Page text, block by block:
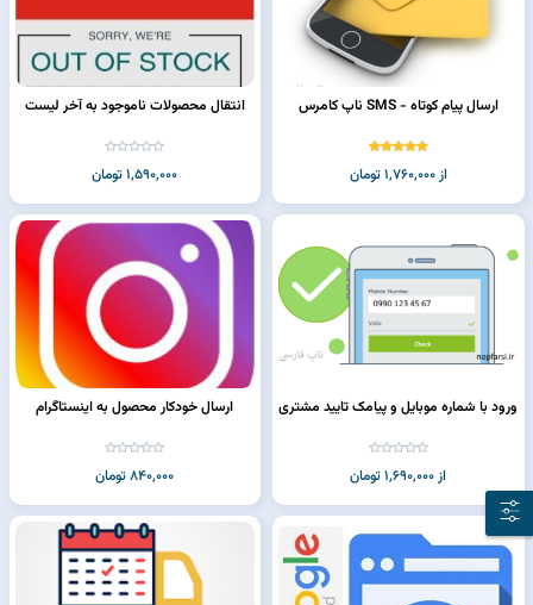
ارسال پیام کوتاه - SMS ناپ کامرس
از 1,760,000 تومان
انتقال محصولات ناموجود به آخر لیست
1,590,000 تومان
ورود با شماره موبایل و پیامک تایید مشتری
از 1,690,000 تومان
ارسال خودکار محصول به اینستاگرام
840,000 تومان